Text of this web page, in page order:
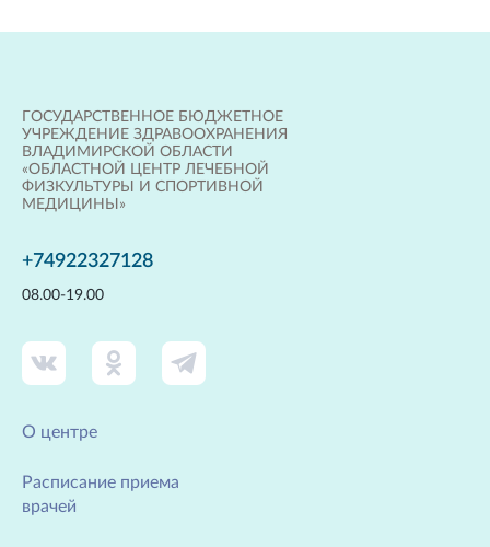
ГОСУДАРСТВЕННОЕ БЮДЖЕТНОЕ
УЧРЕЖДЕНИЕ ЗДРАВООХРАНЕНИЯ
ВЛАДИМИРСКОЙ ОБЛАСТИ
«ОБЛАСТНОЙ ЦЕНТР ЛЕЧЕБНОЙ
ФИЗКУЛЬТУРЫ И СПОРТИВНОЙ
МЕДИЦИНЫ»
+74922327128
08.00-19.00
О центре
Расписание приема
врачей